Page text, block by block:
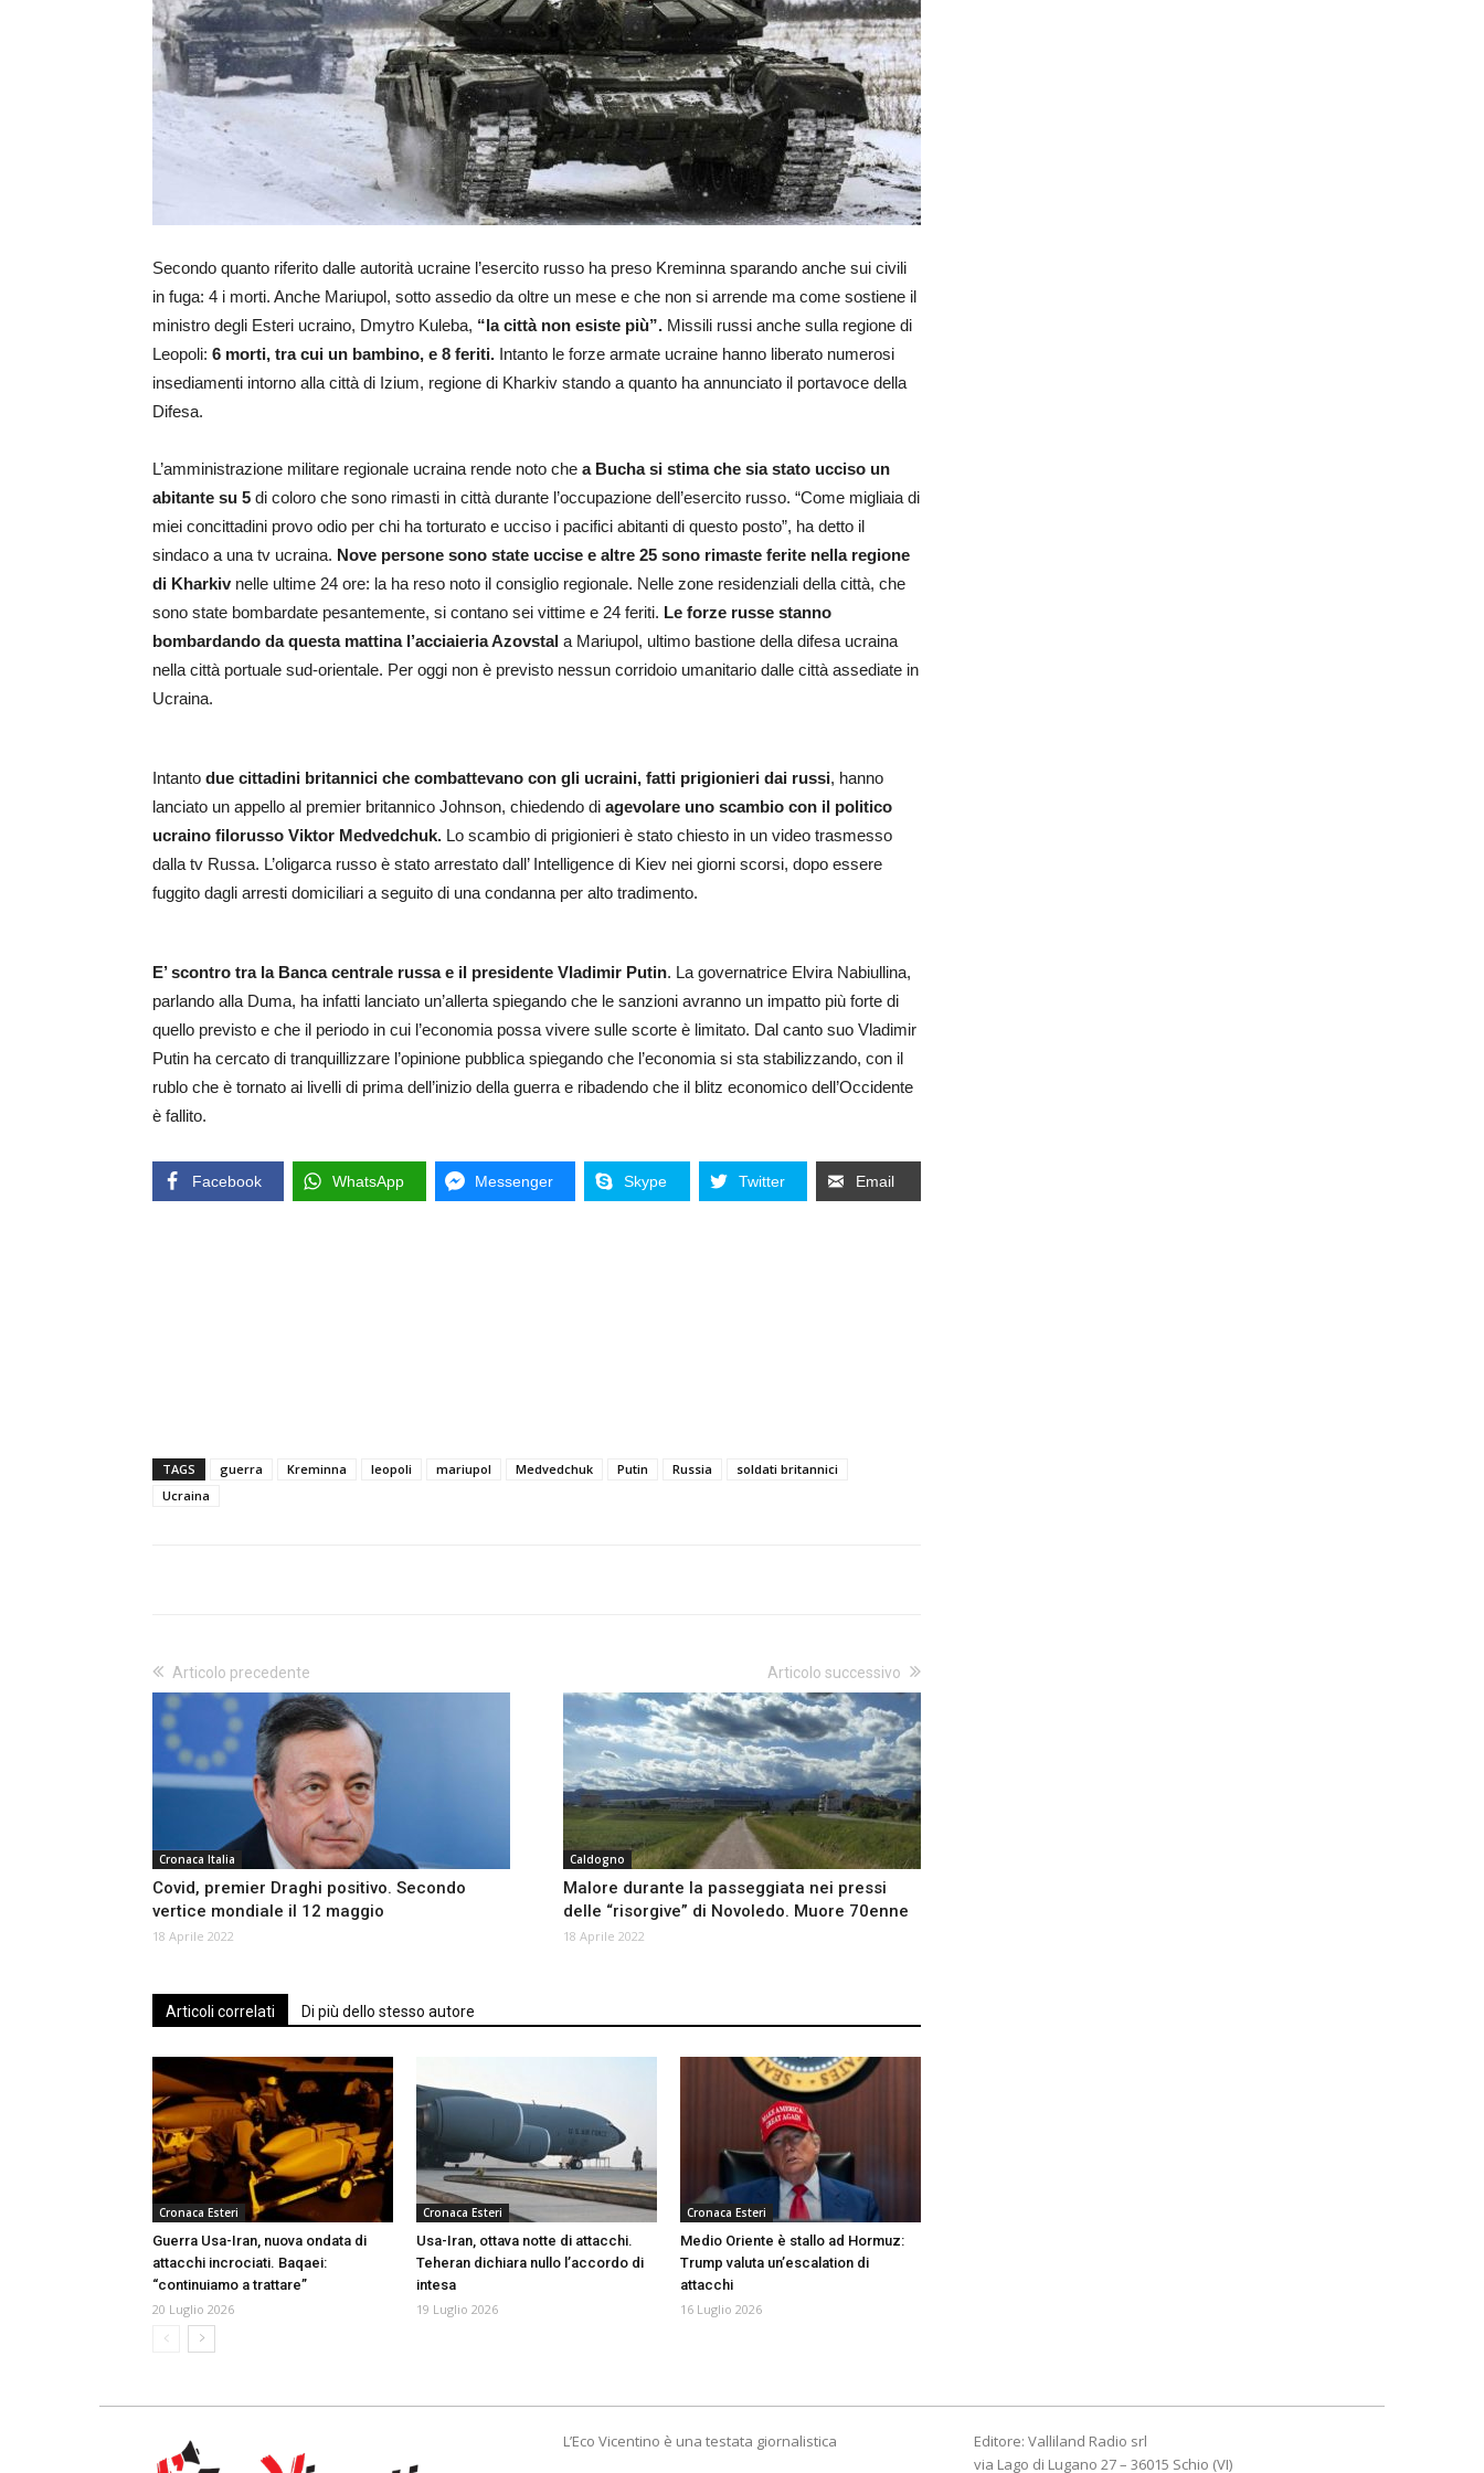
Secondo quanto riferito dalle autorità ucraine l’esercito russo ha preso Kreminna sparando anche sui civili
in fuga: 4 i morti. Anche Mariupol, sotto assedio da oltre un mese e che non si arrende ma come sostiene il
ministro degli Esteri ucraino, Dmytro Kuleba, “la città non esiste più”. Missili russi anche sulla regione di
Leopoli: 6 morti, tra cui un bambino, e 8 feriti. Intanto le forze armate ucraine hanno liberato numerosi
insediamenti intorno alla città di Izium, regione di Kharkiv stando a quanto ha annunciato il portavoce della
Difesa.
L’amministrazione militare regionale ucraina rende noto che a Bucha si stima che sia stato ucciso un
abitante su 5 di coloro che sono rimasti in città durante l’occupazione dell’esercito russo. “Come migliaia di
miei concittadini provo odio per chi ha torturato e ucciso i pacifici abitanti di questo posto”, ha detto il
sindaco a una tv ucraina. Nove persone sono state uccise e altre 25 sono rimaste ferite nella regione
di Kharkivnelle ultime 24 ore: la ha reso noto il consiglio regionale. Nelle zone residenziali della città, che
sono state bombardate pesantemente, si contano sei vittime e 24 feriti. Le forze russe stanno
bombardando da questa mattina l’acciaieria Azovstal a Mariupol, ultimo bastione della difesa ucraina
nella città portuale sud-orientale. Per oggi non è previsto nessun corridoio umanitario dalle città assediate in
Ucraina.
Intanto due cittadini britannici che combattevano con gli ucraini, fatti prigionieri dai russi, hanno
lanciato un appello al premier britannico Johnson, chiedendo di agevolare uno scambio con il politico
ucraino filorusso Viktor Medvedchuk. Lo scambio di prigionieri è stato chiesto in un video trasmesso
dalla tv Russa. L’oligarca russo è stato arrestato dall’ Intelligence di Kiev nei giorni scorsi, dopo essere
fuggito dagli arresti domiciliari a seguito di una condanna per alto tradimento.
E’ scontro tra la Banca centrale russa e il presidente Vladimir Putin. La governatrice Elvira Nabiullina,
parlando alla Duma, ha infatti lanciato un’allerta spiegando che le sanzioni avranno un impatto più forte di
quello previsto e che il periodo in cui l’economia possa vivere sulle scorte è limitato. Dal canto suo Vladimir
Putin ha cercato di tranquillizzare l’opinione pubblica spiegando che l’economia si sta stabilizzando, con il
rublo che è tornato ai livelli di prima dell’inizio della guerra e ribadendo che il blitz economico dell’Occidente
è fallito.
Facebook WhatsApp Messenger Skype Twitter Email
TAGS guerra Kreminna leopoli mariupol Medvedchuk Putin Russia
soldati britannici
Ucraina
Articolo precedente
Cronaca Italia
Covid, premier Draghi positivo. Secondo
vertice mondiale il 12 maggio
18 Aprile 2022
Articolo successivo
Caldogno
Malore durante la passeggiata nei pressi
delle “risorgive” di Novoledo. Muore 70enne
18 Aprile 2022
Articoli correlati Di più dello stesso autore
Cronaca Esteri
Guerra Usa-Iran, nuova ondata di
attacchi incrociati. Baqaei:
“continuiamo a trattare”
20 Luglio 2026
Cronaca Esteri
Usa-Iran, ottava notte di attacchi.
Teheran dichiara nullo l’accordo di
intesa
19 Luglio 2026
Cronaca Esteri
Medio Oriente è stallo ad Hormuz:
Trump valuta un’escalation di
attacchi
16 Luglio 2026
L’Eco Vicentino è una testata giornalistica
Editore: Valliland Radio srl
via Lago di Lugano 27 – 36015 Schio (VI)